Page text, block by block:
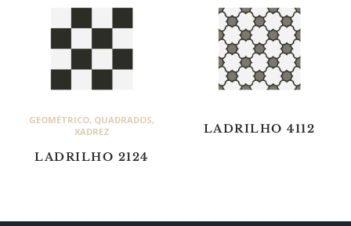
GEOMÉTRICO, QUADRADOS,
XADREZ
LADRILHO 2124
LADRILHO 4112